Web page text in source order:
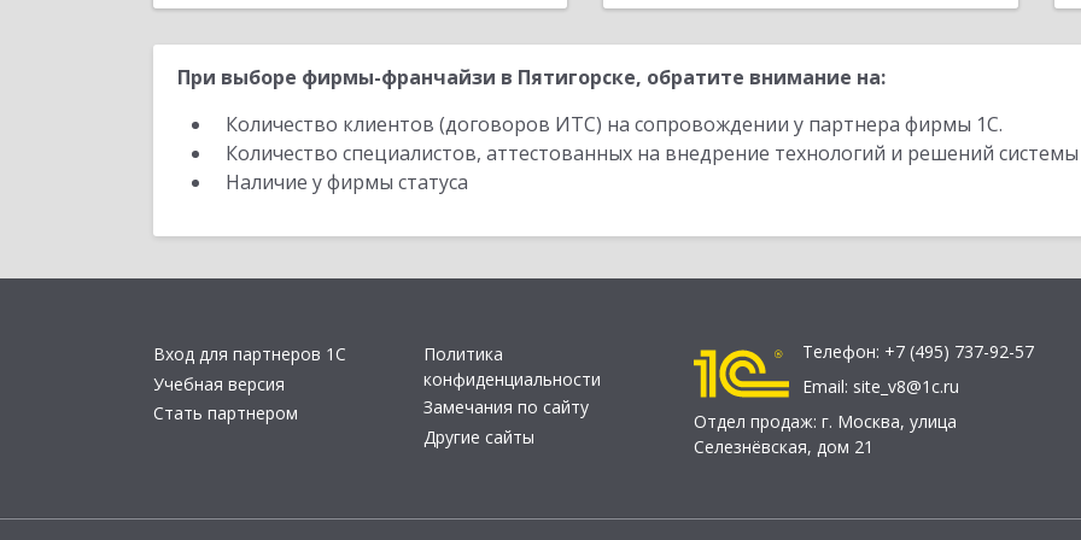
При выборе фирмы-франчайзи в Пятигорске, обратите внимание на:
Количество клиентов (договоров ИТС) на сопровождении у партнера фирмы 1С.
Количество специалистов, аттестованных на внедрение технологий и решений
Наличие у фирмы статуса
Вход для партнеров 1С
Учебная версия
Стать партнером
Политика
конфиденциальности
Замечания по сайту
Другие сайты
Телефон: +7 (495) 737-92-57
Email: site_v8@1c.ru
Отдел продаж: г. Москва, улица
Селезнёвская, дом 21